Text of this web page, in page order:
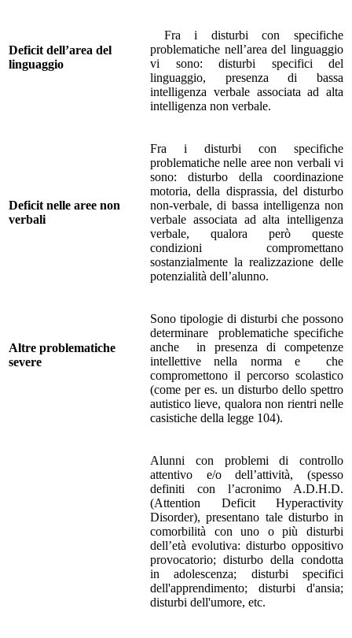
Deficit dell’area del
linguaggio
Fra i disturbi con specifiche
problematiche nell’area del linguaggio
vi sono: disturbi specifici del
linguaggio, presenza di bassa
intelligenza verbale associata ad alta
intelligenza non verbale.
Deficit nelle aree non
verbali
Fra i disturbi con specifiche
problematiche nelle aree non verbali vi
sono: disturbo della coordinazione
motoria, della disprassia, del disturbo
non-verbale, di bassa intelligenza non
verbale associata ad alta intelligenza
verbale, qualora però queste
condizioni compromettano
sostanzialmente la realizzazione delle
potenzialità dell’alunno.
Altre problematiche
severe
Sono tipologie di disturbi che possono
determinare problematiche specifiche
anche in presenza di competenze
intellettive nella norma e che
compromettono il percorso scolastico
(come per es. un disturbo dello spettro
autistico lieve, qualora non rientri nelle
casistiche della legge 104).
Alunni con problemi di controllo
attentivo e/o dell’attività, (spesso
definiti con l’acronimo A.D.H.D.
(Attention Deficit Hyperactivity
Disorder), presentano tale disturbo in
comorbilità con uno o più disturbi
dell’età evolutiva: disturbo oppositivo
provocatorio; disturbo della condotta
in adolescenza; disturbi specifici
dell'apprendimento; disturbi d'ansia;
disturbi dell'umore, etc.